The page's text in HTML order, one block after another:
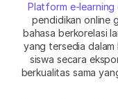
Platform e-learning
pendidikan online
bahasa berkorelasi
yang tersedia dalam
siswa secara
berkualitas sama